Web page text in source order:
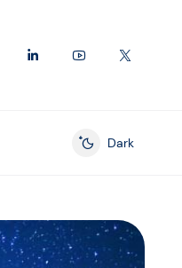
Enable dark
Dark